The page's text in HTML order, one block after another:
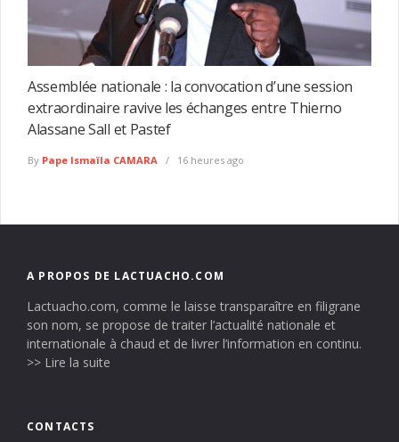
Assemblée nationale : la convocation d’une session
extraordinaire ravive les échanges entre Thierno
Alassane Sall et Pastef
By Pape Ismaïla CAMARA 16 heures ago
A PROPOS DE LACTUACHO.COM
Lactuacho.com, comme le laisse transparaître en filigrane
son nom, se propose de traiter l’actualité nationale et
internationale à chaud et de livrer l’information en continu.
>> Lire la suite
CONTACTS